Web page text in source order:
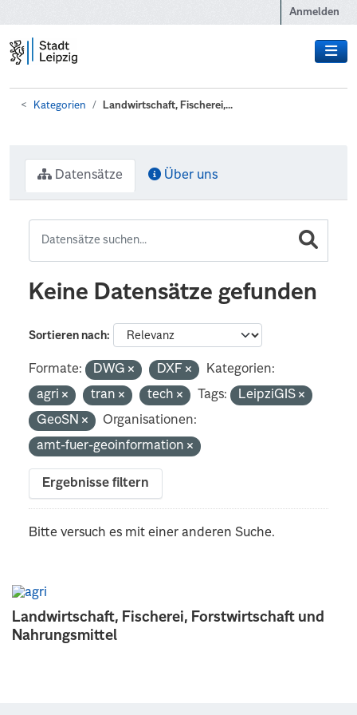
Anmelden
Kategorien Landwirtschaft, Fischerei,...
Landwirtschaft, Fischerei, Forstwirtschaft und
Nahrungsmittel
Datensätze Über uns
Keine Datensätze gefunden
Sortieren nach
Formate: DWG DXF
Kategorien:
agri
tran tech Tags:
LeipziGIS
GeoSN
Organisationen:
amt-fuer-geoinformation
Ergebnisse filtern
Bitte versuch es mit einer anderen Suche.